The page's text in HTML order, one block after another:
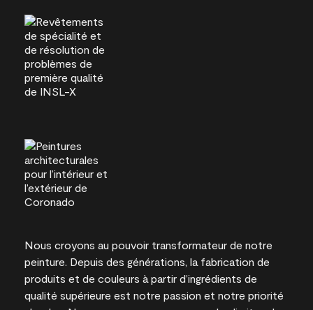
Nous croyons au pouvoir transformateur de notre
peinture. Depuis des générations, la fabrication de
produits et de couleurs à partir d’ingrédients de
qualité supérieure est notre passion et notre priorité